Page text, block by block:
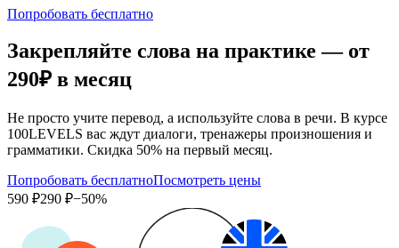
Попробовать бесплатно
Закрепляйте слова на практике — от
290₽ в месяц
Не просто учите перевод, а используйте слова в речи. В курсе
100LEVELS вас ждут диалоги, тренажеры произношения и
грамматики. Скидка 50% на первый месяц.
Попробовать бесплатноПосмотреть цены
590 ₽290 ₽−50%